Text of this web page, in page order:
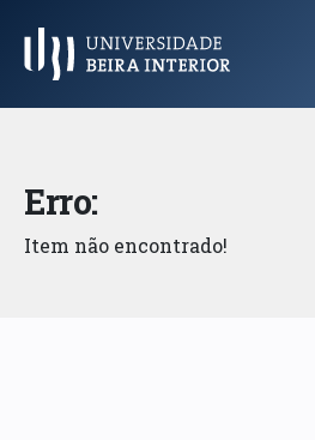
Menu Principal
Erro:
Item não encontrado!